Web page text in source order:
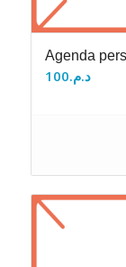
Agenda
د.م.100